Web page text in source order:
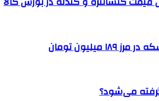
تومان
می‌شود؟